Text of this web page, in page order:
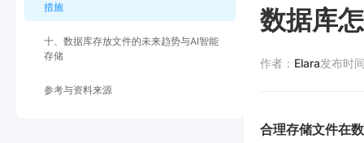
措施
十、数据库存放文件的未来趋势与AI智能
存储
参考与资料来源
数据库
作者： Elara发布时
合理存储文件在